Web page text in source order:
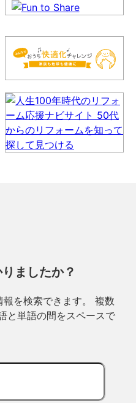
ましたか？
を検索できます。 複数
と単語の間をスペースで